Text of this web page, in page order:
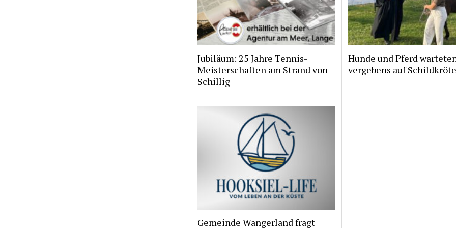
Jubiläum: 25 Jahre Tennis-
Meisterschaften am Strand von
Schillig
Hunde und Pferd
vergebens auf Schildkröte
Gemeinde Wangerland fragt